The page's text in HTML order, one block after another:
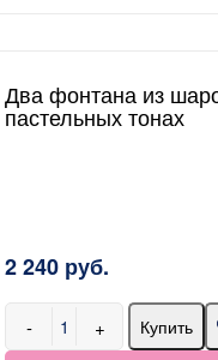
Два фонтана из
пастельных тонах
2 240 руб.
- +
Купить